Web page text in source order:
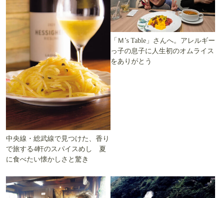
中央線・総武線で見つけた、香り
で旅する4軒のスパイスめし 夏
に食べたい懐かしさと驚き
「Ｍ’s Table」さんへ。アレルギー
っ子の息子に人生初のオムライス
をありがとう